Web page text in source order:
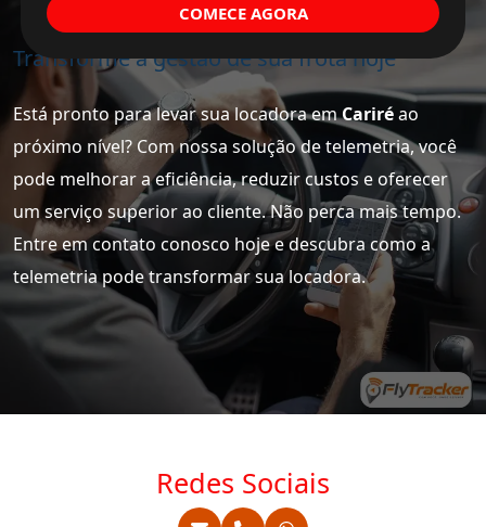
Transforme a gestão de sua frota hoje
Está pronto para levar sua locadora emCariréao
próximo nível? Com nossa solução de telemetria, você
pode melhorar a eficiência, reduzir custos e oferecer
um serviço superior ao cliente. Não perca mais tempo.
Entre em contato conosco hoje e descubra como a
telemetria pode transformar sua locadora.
COMECE AGORA
Redes Sociais